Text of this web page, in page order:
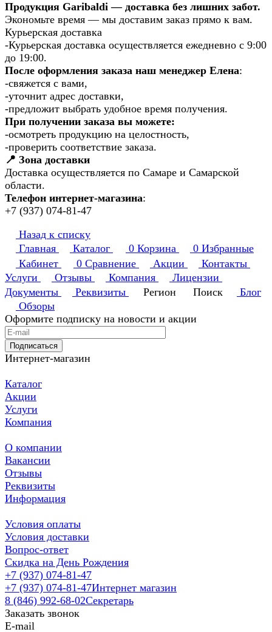
Продукция Garibaldi — доставка без лишних забот.
Экономьте время — мы доставим заказ прямо к вам.
Курьерская доставка
-Курьерская доставка осуществляется ежедневно с 9:00
до 19:00.
После оформления заказа наш менеджер Елена:
-свяжется с вами,
-уточнит адрес доставки,
-предложит выбрать удобное время получения.
При получении заказа вы можете:
-осмотреть продукцию на целостность,
-проверить соответствие заказа.
📍 Зона доставки
Доставка осуществляется по Самаре и Самарской
области.
Телефон интернет-магазина:
+7 (937) 074-81-47
Назад к списку
Главная
Каталог 0 Корзина 0 Избранные
Кабинет
0 Сравнение Акции
Контакты
Услуги
Отзывы Компания
Лицензии
Документы
Реквизиты Регион Поиск
Блог
Обзоры
Оформите подписку на новости и акции
Подписаться
Интернет-магазин
Каталог
Акции
Услуги
Компания
О компании
Вакансии
Отзывы
Реквизиты
Информация
Условия оплаты
Условия доставки
Вопрос-ответ
Скидка на День Рождения
+7 (937) 074-81-47
+7 (937) 074-81-47Интернет магазин
8 (846) 992-68-02Секретарь
Заказать звонок
E-mail